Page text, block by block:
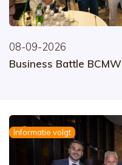
08-09-2026
Business Battle BCMW
Informatie volgt